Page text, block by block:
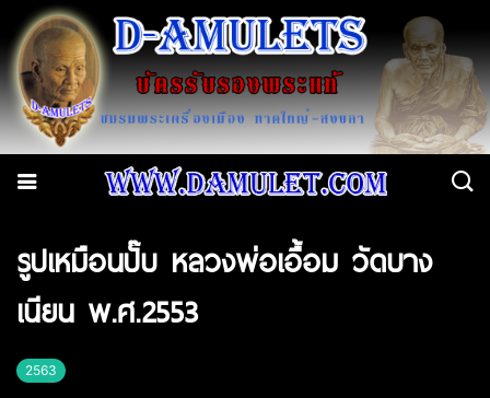
รูปเหมือนปั๊บ หลวงพ่อเอื้อม วัดบาง
เนียน พ.ศ.2553
2563